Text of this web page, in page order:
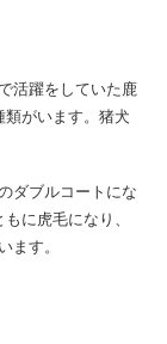
活躍をしていた鹿
がいます。猪犬
ダブルコートにな
に虎毛になり、
す。